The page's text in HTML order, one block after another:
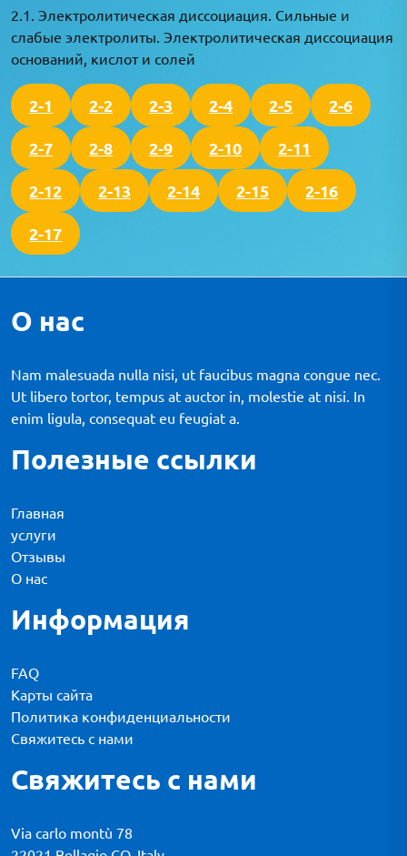
2.1. Электролитическая диссоциация. Сильные и
слабые электролиты. Электролитическая диссоциация
оснований, кислот и солей
2-1 2-2 2-3 2-4 2-5 2-6
2-7 2-8 2-9 2-10 2-11
2-12 2-13 2-14 2-15 2-16
2-17
О нас
Nam malesuada nulla nisi, ut faucibus magna congue nec.
Ut libero tortor, tempus at auctor in, molestie at nisi. In
enim ligula, consequat eu feugiat a.
Полезные ссылки
Главная
услуги
Отзывы
О нас
Информация
FAQ
Карты сайта
Политика конфиденциальности
Свяжитесь с нами
Свяжитесь с нами
Via carlo montù 78